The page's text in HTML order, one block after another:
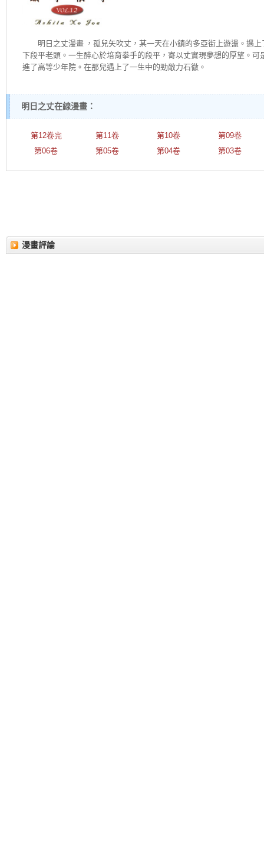
明日之丈漫畫 ，孤兒矢吹丈，某一天在小鎮的多亞街上遊盪。遇
下段平老頭。一生醉心於培育拳手的段平，寄以丈實現夢想的厚望。
進了高等少年院。在那兒遇上了一生中的勁敵力石徹。
明日之丈在線漫畫：
第12卷完 第11卷 第10卷
第09卷
第06卷
第05卷 第04卷 第03卷
漫畫評論